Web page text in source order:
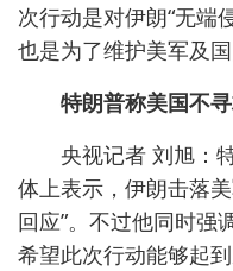
次行动是对伊朗“无端
也是为了维护美军及
特朗普称美国不
央视记者 刘旭：
体上表示，伊朗击落
回应”。不过他同时强
希望此次行动能够起